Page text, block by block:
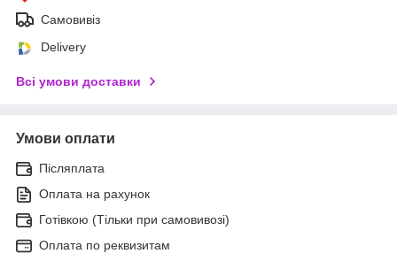
Самовивіз
Delivery
Всі умови доставки
Умови оплати
Післяплата
Оплата на рахунок
Готівкою (Тільки при самовивозі)
Оплата по реквизитам